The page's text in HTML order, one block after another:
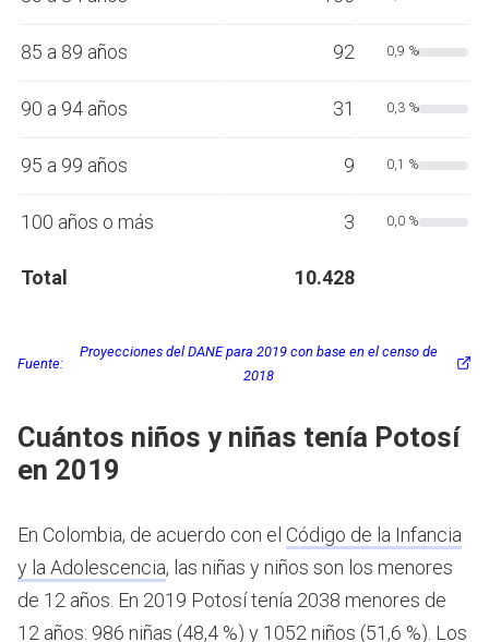
85 a 89 años 92 0,9 %
90 a 94 años 31 0,3 %
95 a 99 años 9 0,1 %
100 años o más 3 0,0 %
Total 10.428
Fuente:
Proyecciones del DANE para 2019 con base en el censo de
2018
Cuántos niños y niñas tenía Potosí
en 2019
En Colombia, de acuerdo con el Código de la Infancia
y la Adolescencia, las niñas y niños son los menores
de 12 años. En 2019 Potosí tenía 2038 menores de
12 años: 986 niñas (48,4 %) y 1052 niños (51,6 %). Los